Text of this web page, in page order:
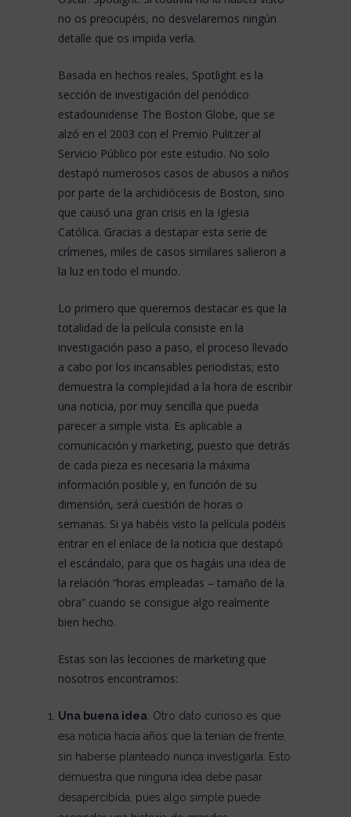
no os preocupéis, no desvelaremos ningún
detalle que os impida verla.
Basada en hechos reales, Spotlight es la
sección de investigación del periódico
estadounidense The Boston Globe, que se
alzó en el 2003 con el Premio Pulitzer al
Servicio Público por este estudio. No solo
destapó numerosos casos de abusos a niños
por parte de la archidiócesis de Boston, sino
que causó una gran crisis en la Iglesia
Católica. Gracias a destapar esta serie de
crímenes, miles de casos similares salieron a
la luz en todo el mundo.
Lo primero que queremos destacar es que la
totalidad de la película consiste en la
investigación paso a paso, el proceso llevado
a cabo por los incansables periodistas; esto
demuestra la complejidad a la hora de escribir
una noticia, por muy sencilla que pueda
parecer a simple vista. Es aplicable a
comunicación y marketing, puesto que detrás
de cada pieza es necesaria la máxima
información posible y, en función de su
dimensión, será cuestión de horas o
semanas. Si ya habéis visto la película podéis
entrar en el enlace de la noticia que destapó
el escándalo, para que os hagáis una idea de
la relación “horas empleadas – tamaño de la
obra” cuando se consigue algo realmente
bien hecho.
Estas son las lecciones de marketing que
nosotros encontramos:
Una buena idea: Otro dato curioso es que
esa noticia hacía años que la tenían de frente,
sin haberse planteado nunca investigarla. Esto
demuestra que ninguna idea debe pasar
desapercibida, pues algo simple puede